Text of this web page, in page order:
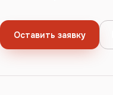
Оставить заявку